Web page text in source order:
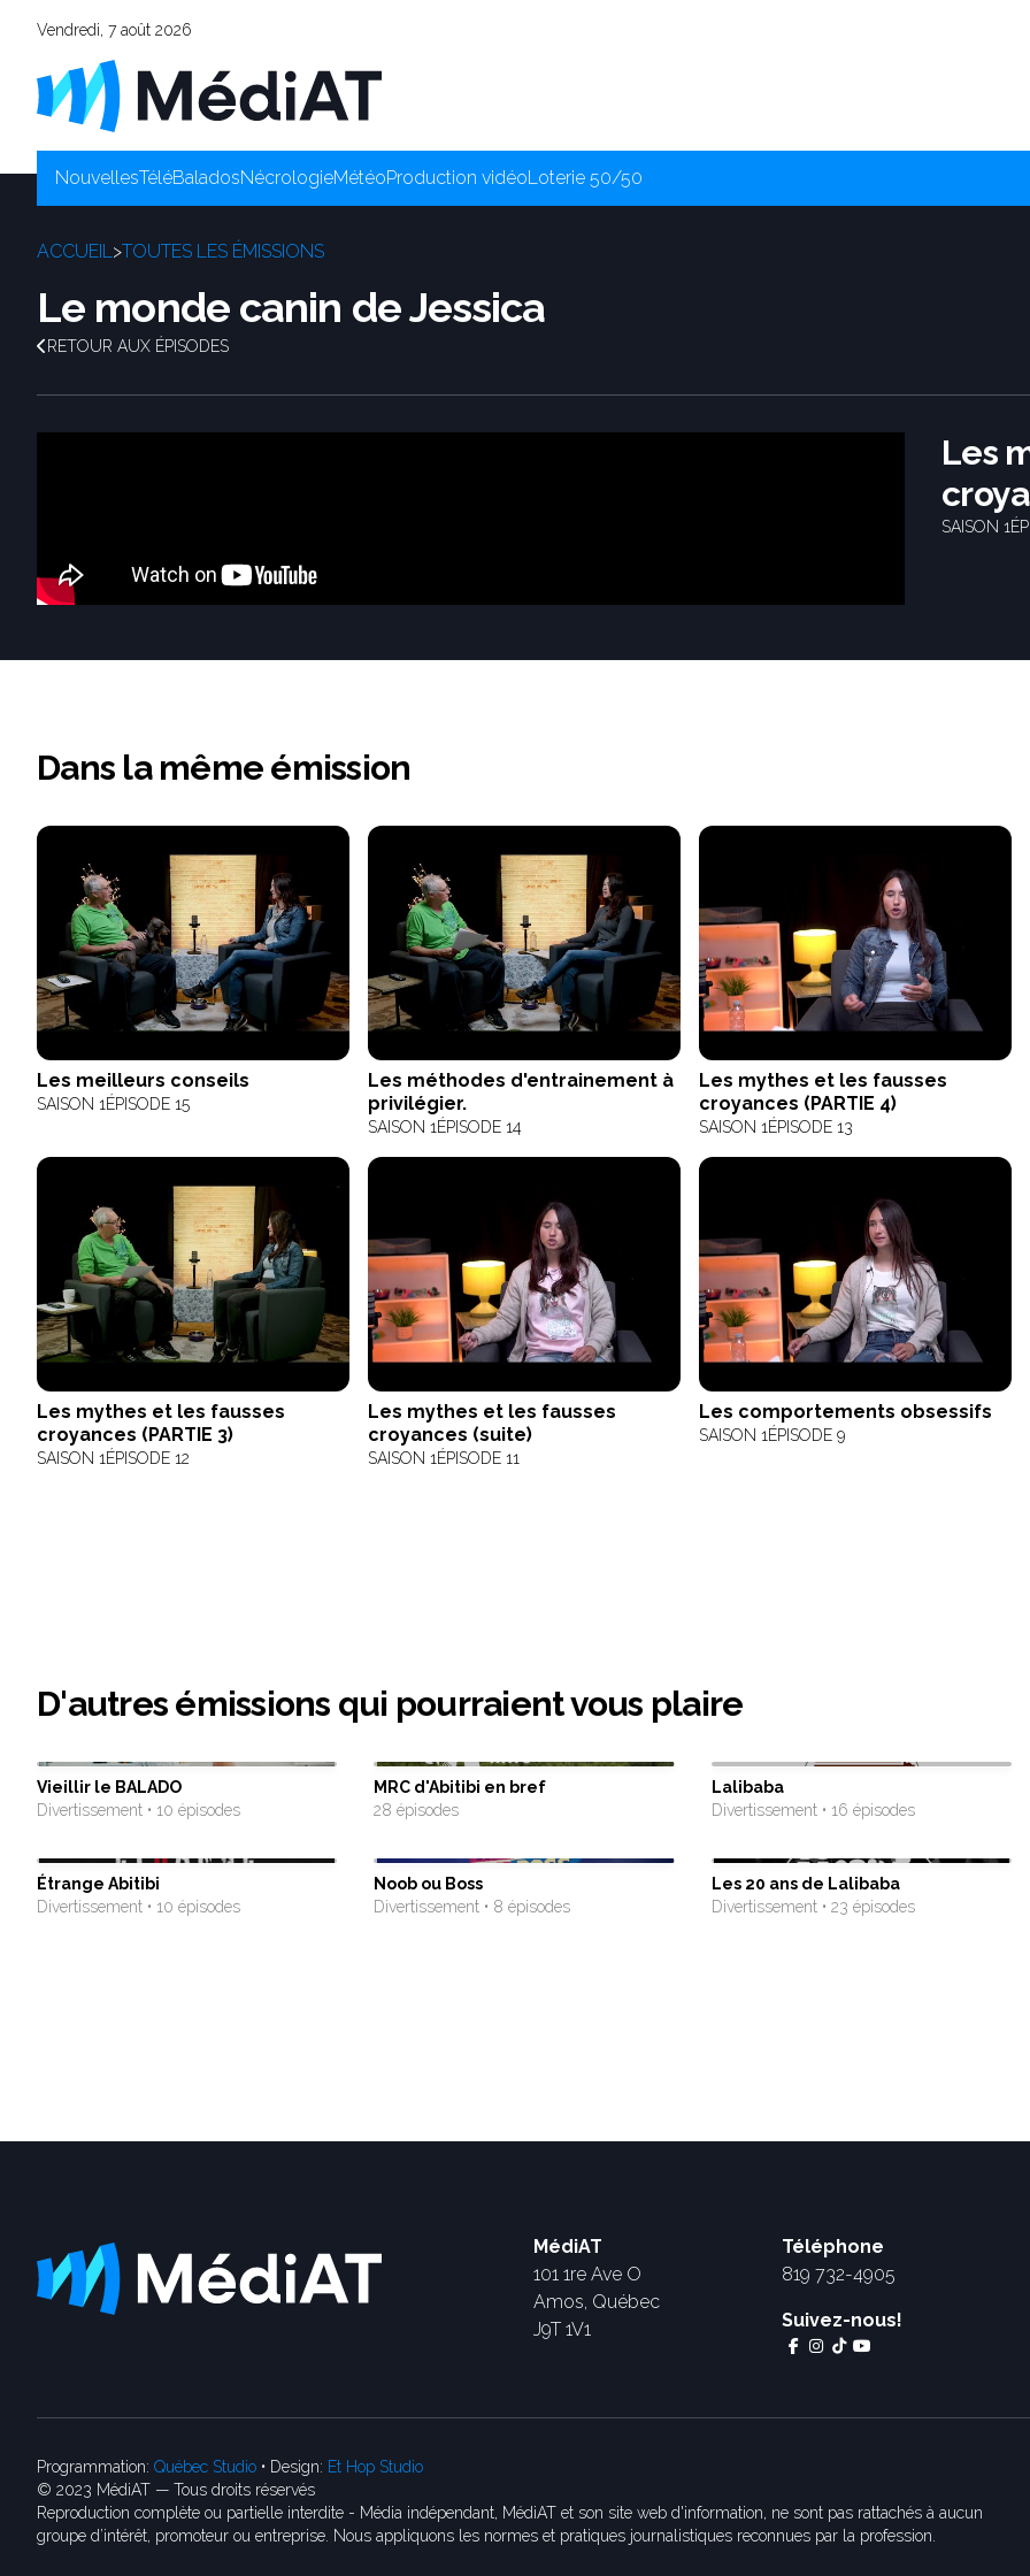
Vendredi, 7 août 2026
NouvellesTéléBaladosNécrologieMétéoProduction vidéoLoterie 50/50
ACCUEIL>TOUTES LES ÉMISSIONS
Le monde canin de Jessica
RETOUR AUX ÉPISODES
Les
SAISON 1
Dans la même émission
Les meilleurs conseils
SAISON 1ÉPISODE 15
Les méthodes d'entrainement à
privilégier.
SAISON 1ÉPISODE 14
Les mythes et les fausses
croyances (PARTIE 4)
SAISON 1ÉPISODE 13
Les mythes et les fausses
croyances (PARTIE 3)
SAISON 1ÉPISODE 12
Les mythes et les fausses
croyances (suite)
SAISON 1ÉPISODE 11
Les comportements obsessifs
SAISON 1ÉPISODE 9
D'autres émissions qui pourraient vous plaire
Vieillir le BALADO
Divertissement • 10 épisodes
MRC d'Abitibi en bref
28 épisodes
Lalibaba
Divertissement • 16 épisodes
Étrange Abitibi
Divertissement • 10 épisodes
Noob ou Boss
Divertissement • 8 épisodes
Les 20 ans de Lalibaba
Divertissement • 23 épisodes
MédiAT
101 1re Ave O
Amos, Québec
J9T 1V1
Téléphone
819 732-4905
Suivez-nous!
Programmation: Québec Studio • Design: Et Hop Studio
© 2023 MédiAT — Tous droits réservés
Reproduction complète ou partielle interdite - Média indépendant, MédiAT et son site web d'information, ne sont pas rattachés à aucun
groupe d’intérêt, promoteur ou entreprise. Nous appliquons les normes et pratiques journalistiques reconnues par la profession.